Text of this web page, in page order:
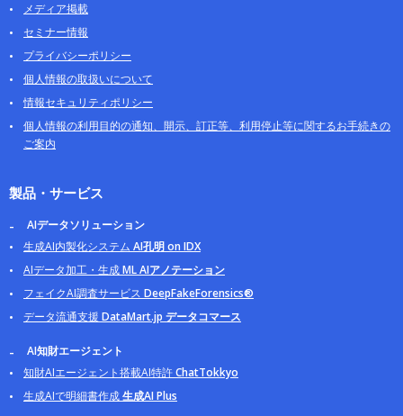
メディア掲載
セミナー情報
プライバシーポリシー
個人情報の取扱いについて
情報セキュリティポリシー
個人情報の利用目的の通知、開示、訂正等、利用停止等に関するお手続きの
ご案内
製品・サービス
AIデータソリューション
生成AI内製化システム AI孔明 on IDX
AIデータ加工・生成ML AIアノテーション
フェイクAI調査サービス DeepFakeForensics®
データ流通支援DataMart.jp データコマース
AI知財エージェント
知財AIエージェント搭載AI特許ChatTokkyo
生成AIで明細書作成生成AI Plus